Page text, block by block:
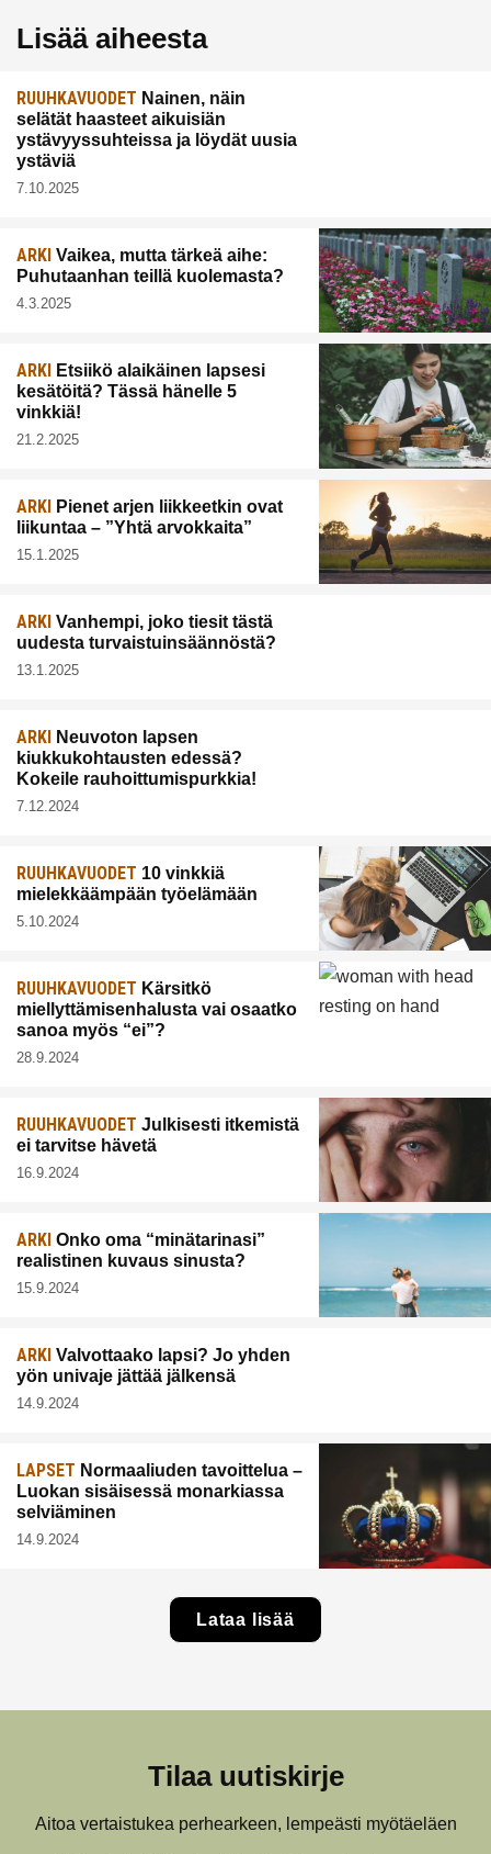
Lisää aiheesta
RUUHKAVUODET Nainen, näin
selätät haasteet aikuisiän
ystävyyssuhteissa ja löydät uusia
ystäviä
7.10.2025
ARKI Vaikea, mutta tärkeä aihe:
Puhutaanhan teillä kuolemasta?
4.3.2025
ARKI
Etsiikö alaikäinen lapsesi
kesätöitä? Tässä hänelle 5
vinkkiä!
21.2.2025
ARKI
Pienet arjen liikkeetkin ovat
liikuntaa – ”Yhtä arvokkaita”
15.1.2025
ARKI Vanhempi, joko tiesit tästä
uudesta turvaistuinsäännöstä?
13.1.2025
ARKI
Neuvoton lapsen
kiukkukohtausten edessä?
Kokeile rauhoittumispurkkia!
7.12.2024
RUUHKAVUODET 10 vinkkiä
mielekkäämpään työelämään
5.10.2024
RUUHKAVUODET Kärsitkö
miellyttämisenhalusta vai osaatko
sanoa myös “ei”?
28.9.2024
RUUHKAVUODET Julkisesti itkemistä
ei tarvitse hävetä
16.9.2024
ARKI Onko oma “minätarinasi”
realistinen kuvaus sinusta?
15.9.2024
ARKI Valvottaako lapsi? Jo yhden
yön univaje jättää jälkensä
14.9.2024
LAPSET Normaaliuden tavoittelua –
Luokan sisäisessä monarkiassa
selviäminen
14.9.2024
Lataa lisää
Tilaa uutiskirje
Aitoa vertaistukea perhearkeen, lempeästi myötäeläen